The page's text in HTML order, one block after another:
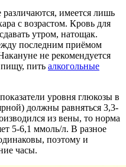
имеется лишь
с возрастом. Кровь для
утром, натощак.
последним приёмом
не рекомендуется
пить алкогольные
уровня глюкозы в
должны равняться 3,3-
из вены, то норма
5-6,1 ммоль/л. В разное
поэтому и
часы.